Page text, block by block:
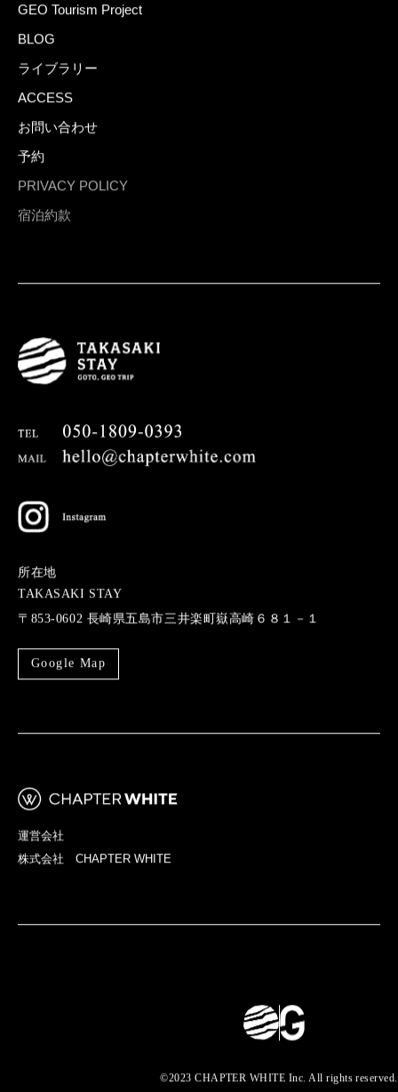
TOP
宿について
お食事
過ごし方
福江島
GEO Tourism Project
BLOG
PRIVACY POLICY
宿泊約款
〒853-0602 長崎県五島市三井楽町嶽高崎６８１－１
Google Map